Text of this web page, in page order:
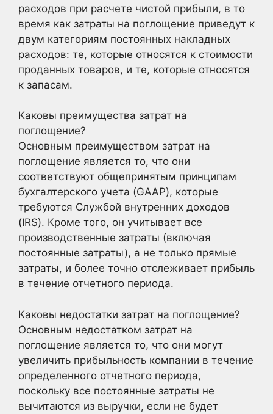
расходов при расчете чистой прибыли, в то
время как затраты на поглощение приведут к
двум категориям постоянных накладных
расходов: те, которые относятся к стоимости
проданных товаров, и те, которые относятся
к запасам.
Каковы преимущества затрат на
поглощение?
Основным преимуществом затрат на
поглощение является то, что они
соответствуют общепринятым принципам
бухгалтерского учета (GAAP), которые
требуются Службой внутренних доходов
(IRS). Кроме того, он учитывает все
производственные затраты (включая
постоянные затраты), а не только прямые
затраты, и более точно отслеживает прибыль
в течение отчетного периода.
Каковы недостатки затрат на поглощение?
Основным недостатком затрат на
поглощение является то, что они могут
увеличить прибыльность компании в течение
определенного отчетного периода,
поскольку все постоянные затраты не
вычитаются из выручки, если не будет